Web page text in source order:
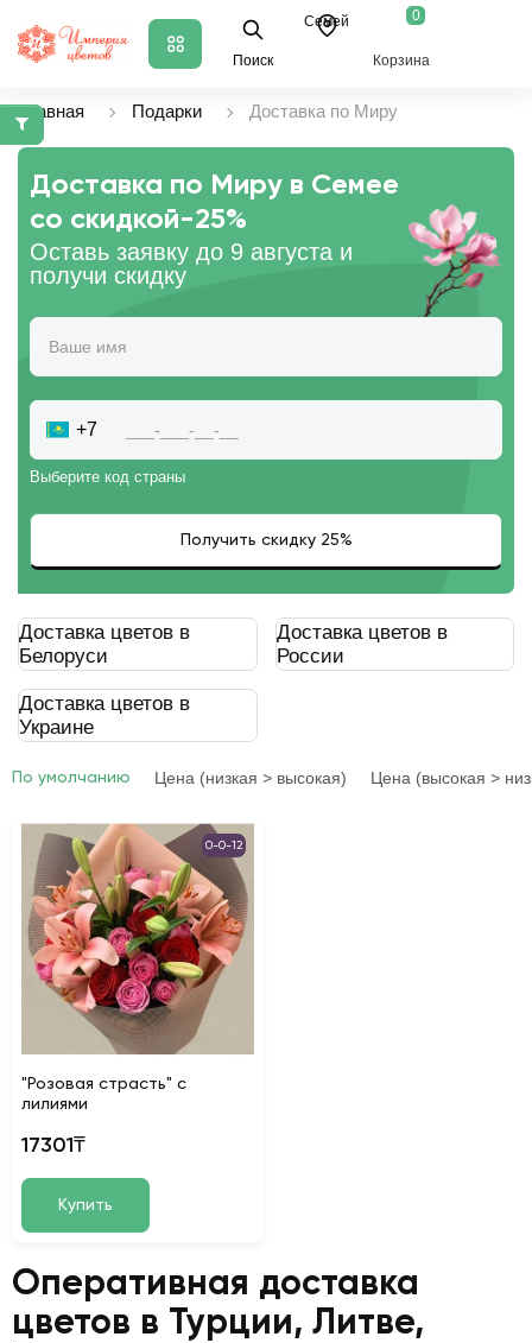
Поиск
Семей 0
Корзина
Главная Подарки Доставка по Миру
Доставка по Миру в Семее
со скидкой-25%
Оставь заявку до 9 августа и
получи скидку
+7
Выберите код страны
Доставка цветов в
Белоруси
Доставка цветов в
России
Доставка цветов в
Украине
По умолчанию Цена (низкая > высокая) Цена (высокая >
0-0-12
"Розовая страсть" с
лилиями
17301₸
Купить
Оперативная доставка
цветов в Турции, Литве,